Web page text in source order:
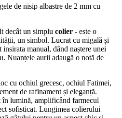
de nisip albastre de 2 mm cu
decât un simplu colier - este o
un simbol. Lucrat cu migală și
manual, dând naștere unei
Nuanțele aurii adaugă o notă de
cu ochiul grecesc, ochiul Fatimei,
de rafinament și eleganță.
în lumină, amplificând farmecul
sofisticat. Lungimea colierului